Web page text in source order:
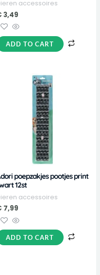
accessoires
3,49
ADD TO CART
poepzakjes pootjes print
12st
accessoires
7,99
ADD TO CART